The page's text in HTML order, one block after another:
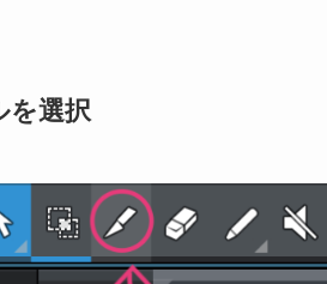
を選択